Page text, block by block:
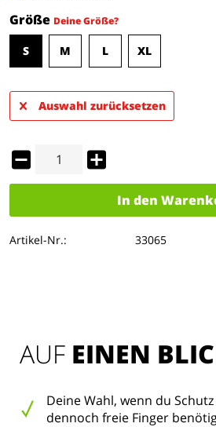
Größe Deine Größe?
S M L XL
Auswahl zurücksetzen
In den
Artikel-Nr.: 33065
AUF EINEN
Deine Wahl, wenn du
dennoch freie Finger